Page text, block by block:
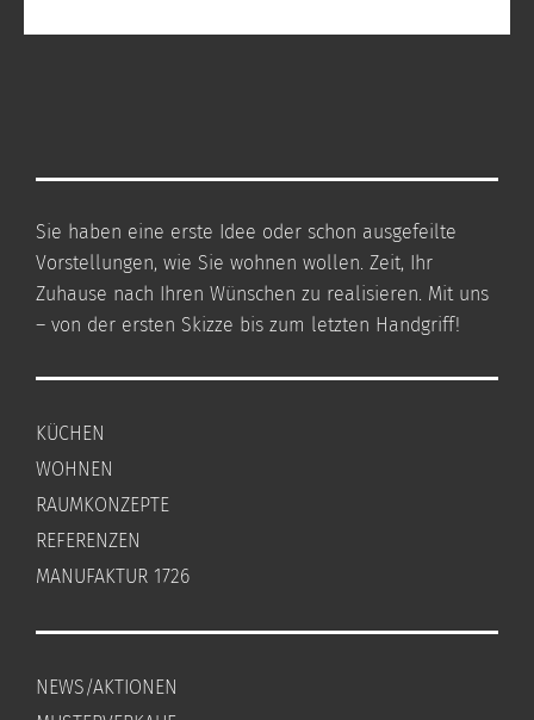
Sie haben eine erste Idee oder schon ausgefeilte
Vorstellungen, wie Sie wohnen wollen. Zeit, Ihr
Zuhause nach Ihren Wünschen zu realisieren. Mit uns
– von der ersten Skizze bis zum letzten Handgriff!
KÜCHEN
WOHNEN
RAUMKONZEPTE
REFERENZEN
MANUFAKTUR 1726
NEWS/AKTIONEN